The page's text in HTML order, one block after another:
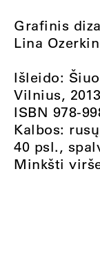
Grafinis
Lina
Išleido:
Vilnius, 2013
ISBN 978-
Kalbos:
40 psl.,
Minkšti